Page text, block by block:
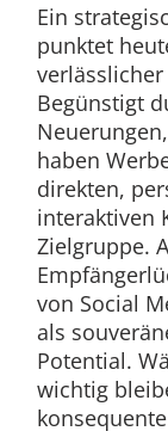
Ein
punktet
Begünstigt
haben
direkten,
interaktiven
Zielgruppe.
von Social
als
Potential.
wichtig